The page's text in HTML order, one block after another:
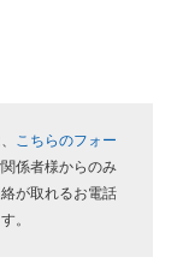
こちらのフォー
係者様からのみ
が取れるお電話
。